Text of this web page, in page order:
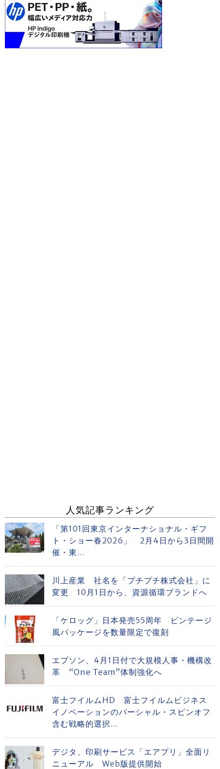
人気記事ランキング
「第101回東京インターナショナル・ギフ
ト・ショー春2026」 2月4日から3日間開
催・東...
川上産業 社名を「プチプチ株式会社」に
変更 10月1日から、資源循環ブランドへ
「ケロッグ」日本発売55周年 ビンテージ
風パッケージを数量限定で復刻
エプソン、4月1日付で大規模人事・機構改
革 “One Team”体制強化へ
富士フイルムHD 富士フイルムビジネス
イノベーションのパーシャル・スピンオフ
含む戦略的選択...
デジタ、印刷サービス「エアプリ」全面リ
ニューアル Web版提供開始